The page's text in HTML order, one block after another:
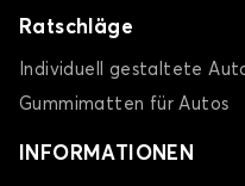
Ratschläge
Individuell gestaltete
Gummimatten für Autos
INFORMATIONEN